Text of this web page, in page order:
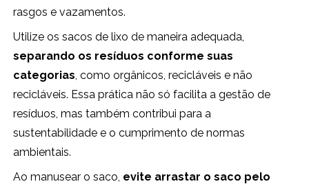
rasgos e vazamentos.
Utilize os sacos de lixo de maneira adequada,
separando os resíduos conforme suas
categorias, como orgânicos, recicláveis e não
recicláveis. Essa prática não só facilita a gestão de
resíduos, mas também contribui para a
sustentabilidade e o cumprimento de normas
ambientais.
Ao manusear o saco, evite arrastar o saco pelo